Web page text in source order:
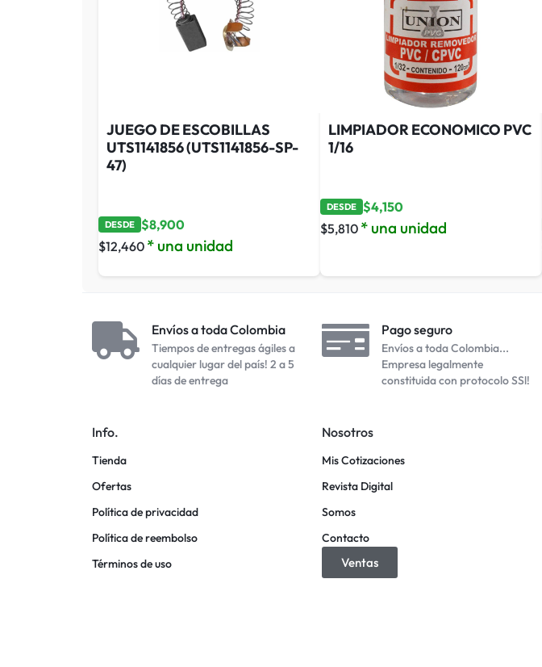
JUEGO DE ESCOBILLAS
UTS1141856 (UTS1141856-SP-
47)
DESDE $8,900
$12,460 * una unidad
LIMPIADOR ECONOMICO PVC
1/16
DESDE $4,150
$5,810 * una unidad
Envíos a toda Colombia
Tiempos de entregas ágiles a
cualquier lugar del país! 2 a 5
días de entrega
Pago seguro
Envíos a toda Colombia...
Empresa legalmente
constituida con protocolo SSl!
Info.
Tienda
Ofertas
Política de privacidad
Política de reembolso
Términos de uso
Nosotros
Mis Cotizaciones
Revista Digital
Somos
Contacto
Ventas